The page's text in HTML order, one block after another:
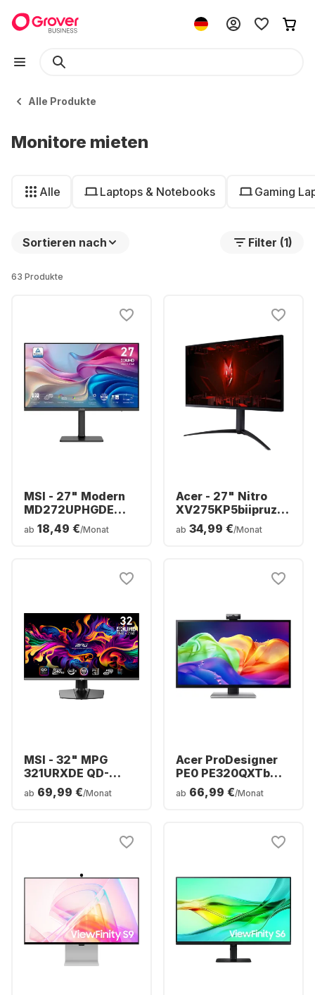
Alle Produkte
Monitore mieten
Alle Laptops & Notebooks Gaming
Sortieren nach Filter (1)
63 Produkte
MSI - 27" Modern
MD272UPHGDE
(27") 9S6-3PB19H-
271
ab 18,49 €/Monat
Acer - 27" Nitro
XV275KP5biipruzx
(27") MiniLED
UM.HX5EE.501
ab 34,99 €/Monat
MSI - 32" MPG
321URXDE QD-
OLED 9S6-3DD29A-
006
ab 69,99 €/Monat
Acer ProDesigner
PE0 PE320QXTb
Display – 32 Zoll –
6K (6016 x 3384) –
ab 66,99 €/Monat